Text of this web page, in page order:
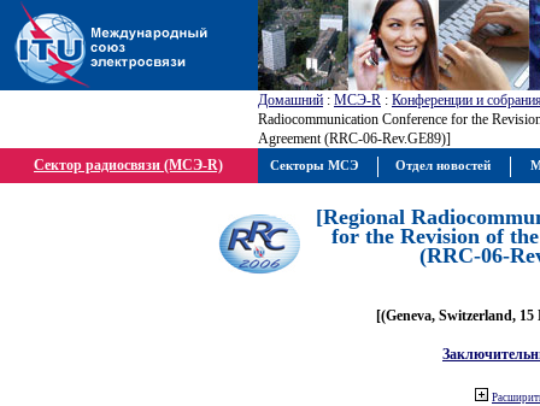
Домашний : МСЭ-R : Конференции и
Radiocommunication Conference for the
Agreement (RRC-06-Rev.GE89)]
Сектор радиосвязи (МСЭ-R)
[Regional
for the Revision of
(RRC-06-
[(Geneva, Switzerland, 15
Секторы МСЭ Отдел новостей